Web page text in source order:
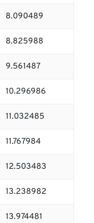
8.090489
8.825988
9.561487
10.296986
11.032485
11.767984
12.503483
13.238982
13.974481